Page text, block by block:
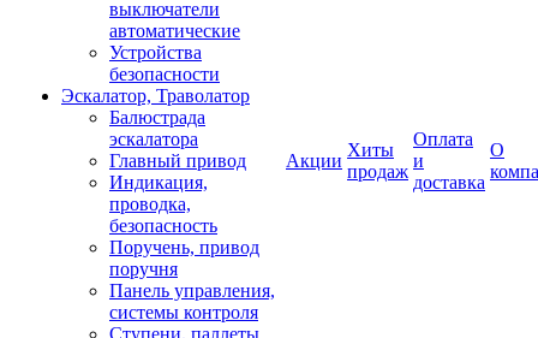
выключатели
автоматические
Устройства
безопасности
Эскалатор, Траволатор
Балюстрада
эскалатора
Главный привод
Индикация,
проводка,
безопасность
Поручень, привод
поручня
Панель управления,
системы контроля
Ступени, паллеты
Акции
Хиты
продаж
Оплата
и
доставка
О